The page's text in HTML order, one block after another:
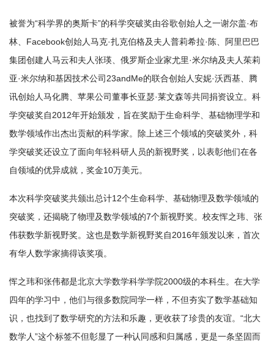
被誉为“科学界的奥斯卡”的科学突破奖由谷歌创始人之一谢尔盖·布
林、Facebook创始人马克·扎克伯格及夫人普莉希拉·陈、阿里巴巴
集团创建人马云和夫人张瑛、俄罗斯企业家尤里·米尔纳及夫人茱莉
亚·米尔纳和基因技术公司23andMe的联合创始人安妮·沃西基、腾
讯创始人马化腾、苹果公司董事长亚瑟·莱文森等共同捐资设立。科
学突破奖自2012年开始颁发，旨在奖励于生命科学、基础物理学和
数学领域作出杰出贡献的科学家。除上述三个领域的突破奖外，科
学突破奖还设立了面向年轻科研人员的新视野奖，以表彰他们在各
自领域的优异成就，奖金10万美元。
本次科学突破奖共颁出总计12个生命科学、基础物理及数学领域的
突破奖，还揭晓了物理及数学领域的7个新视野奖。校友恽之玮、张
伟获数学新视野奖。这也是数学新视野奖自2016年颁发以来，首次
有华人数学家摘得该奖项。
恽之玮和张伟都是北京大学数学科学学院2000级的本科生。在大学
四年的学习中，他们与很多数院同学一样，不但夯实了数学基础知
识，也找到了数学研究的方法和乐趣，更收获了珍贵的友谊。“北大
数学人”这个标签不但彰显了一种认同感和归属感，更是一条坚固而